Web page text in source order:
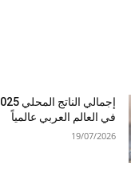
في العالم العربي عالمياً
19/07/2026